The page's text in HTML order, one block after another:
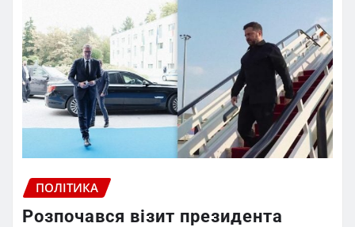
ПОЛІТИКА
Розпочався візит президента